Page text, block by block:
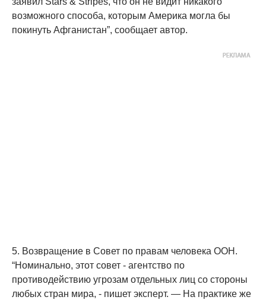
возможного способа, которым Америка могла бы
покинуть Афганистан”, сообщает автор.
5. Возвращение в Совет по правам человека ООН.
“Номинально, этот совет - агентство по
противодействию угрозам отдельных лиц со стороны
любых стран мира, - пишет эксперт. — На практике же